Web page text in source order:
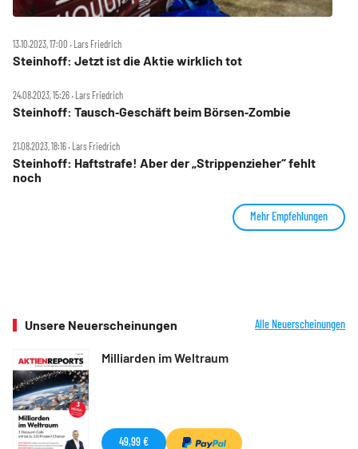
13.10.2023, 17:00 ‧ Lars Friedrich
Steinhoff: Jetzt ist die Aktie wirklich tot
24.08.2023, 15:26 ‧ Lars Friedrich
Steinhoff: Tausch‑Geschäft beim Börsen‑Zombie
21.08.2023, 18:16 ‧ Lars Friedrich
Steinhoff: Haftstrafe! Aber der „Strippenzieher“ fehlt
noch
Mehr Empfehlungen
Unsere Neuerscheinungen Alle Neuerscheinungen
Milliarden im Weltraum
49,99 €